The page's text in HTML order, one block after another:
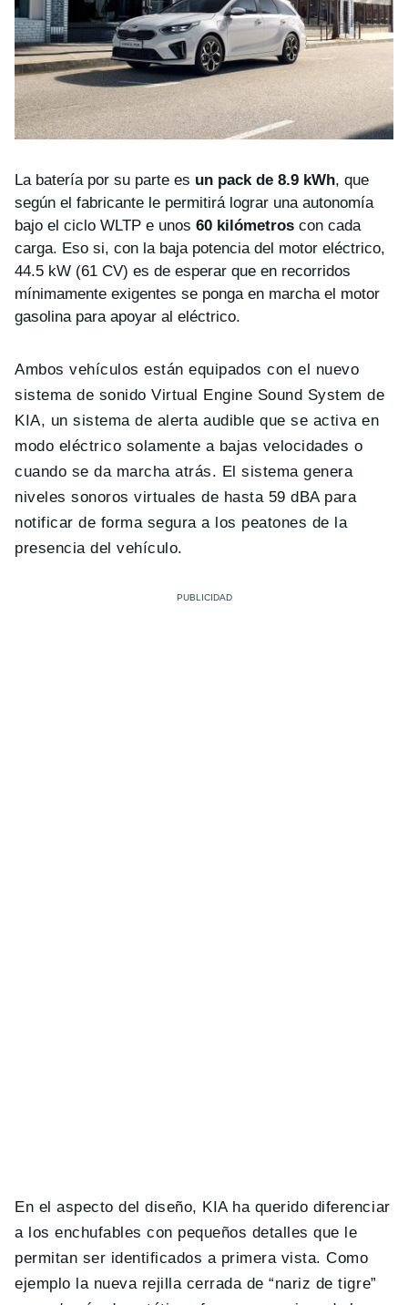
La batería por su parte es un pack de 8.9 kWh, que
según el fabricante le permitirá lograr una autonomía
bajo el ciclo WLTP e unos 60 kilómetros con cada
carga. Eso si, con la baja potencia del motor eléctrico,
44.5 kW (61 CV) es de esperar que en recorridos
mínimamente exigentes se ponga en marcha el motor
gasolina para apoyar al eléctrico.
Ambos vehículos están equipados con el nuevo
sistema de sonido Virtual Engine Sound System de
KIA, un sistema de alerta audible que se activa en
modo eléctrico solamente a bajas velocidades o
cuando se da marcha atrás. El sistema genera
niveles sonoros virtuales de hasta 59 dBA para
notificar de forma segura a los peatones de la
presencia del vehículo.
En el aspecto del diseño, KIA ha querido diferenciar
a los enchufables con pequeños detalles que le
permitan ser identificados a primera vista. Como
ejemplo la nueva rejilla cerrada de “nariz de tigre”